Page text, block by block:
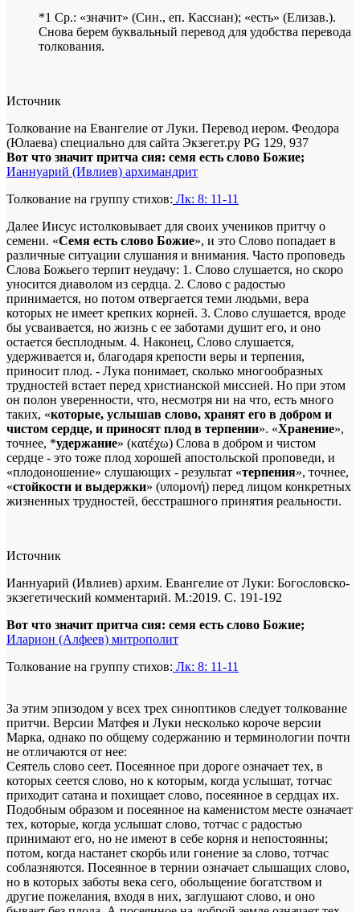
*1 Ср.: «значит» (Син., еп. Кассиан); «есть» (Елизав.).
Снова берем буквальный перевод для удобства перевода
толкования.
Источник
Толкование на Евангелие от Луки. Перевод иером. Феодора
(Юлаева) специально для сайта Экзегет.ру PG 129, 937
Вот что значит притча сия: семя есть слово Божие;
Ианнуарий (Ивлиев) архимандрит
Толкование на группу стихов: Лк: 8: 11-11
Далее Иисус истолковывает для своих учеников притчу о
семени. «Семя есть слово Божие», и это Слово попадает в
различные ситуации слушания и внимания. Часто проповедь
Слова Божьего терпит неудачу: 1. Слово слушается, но скоро
уносится диаволом из сердца. 2. Слово с радостью
принимается, но потом отвергается теми людьми, вера
которых не имеет крепких корней. 3. Слово слушается, вроде
бы усваивается, но жизнь с ее заботами душит его, и оно
остается бесплодным. 4. Наконец, Слово слушается,
удерживается и, благодаря крепости веры и терпения,
приносит плод. - Лука понимает, сколько многообразных
трудностей встает перед христианской миссией. Но при этом
он полон уверенности, что, несмотря ни на что, есть много
таких, «которые, услышав слово, хранят его в добром и
чистом сердце, и приносят плод в терпении». «Хранение»,
точнее, *удержание» (κατέχω) Слова в добром и чистом
сердце - это тоже плод хорошей апостольской проповеди, и
«плодоношение» слушающих - результат «терпения», точнее,
«стойкости и выдержки» (υπομονή) перед лицом конкретных
жизненных трудностей, бесстрашного принятия реальности.
Источник
Ианнуарий (Ивлиев) архим. Евангелие от Луки: Богословско-
экзегетический комментарий. М.:2019. С. 191-192
Вот что значит притча сия: семя есть слово Божие;
Иларион (Алфеев) митрополит
Толкование на группу стихов: Лк: 8: 11-11
За этим эпизодом у всех трех синоптиков следует толкование
притчи. Версии Матфея и Луки несколько короче версии
Марка, однако по общему содержанию и терминологии почти
не отличаются от нее:
Сеятель слово сеет. Посеянное при дороге означает тех, в
которых сеется слово, но к которым, когда услышат, тотчас
приходит сатана и похищает слово, посеянное в сердцах их.
Подобным образом и посеянное на каменистом месте означает
тех, которые, когда услышат слово, тотчас с радостью
принимают его, но не имеют в себе корня и непостоянны;
потом, когда настанет скорбь или гонение за слово, тотчас
соблазняются. Посеянное в тернии означает слышащих слово,
но в которых заботы века сего, обольщение богатством и
другие пожелания, входя в них, заглушают слово, и оно